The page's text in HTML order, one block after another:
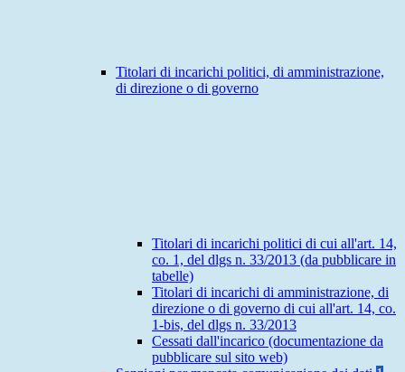
Titolari di incarichi politici, di amministrazione,
di direzione o di governo
Titolari di incarichi politici di cui all'art. 14,
co. 1, del dlgs n. 33/2013 (da pubblicare in
tabelle)
Titolari di incarichi di amministrazione, di
direzione o di governo di cui all'art. 14, co.
1-bis, del dlgs n. 33/2013
Cessati dall'incarico (documentazione da
pubblicare sul sito web)